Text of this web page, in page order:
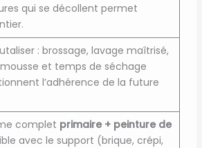
qui se décollent permet
: brossage, lavage maîtrisé,
et temps de séchage
l’adhérence de la future
complet primaire + peinture de
avec le support (brique, crépi,